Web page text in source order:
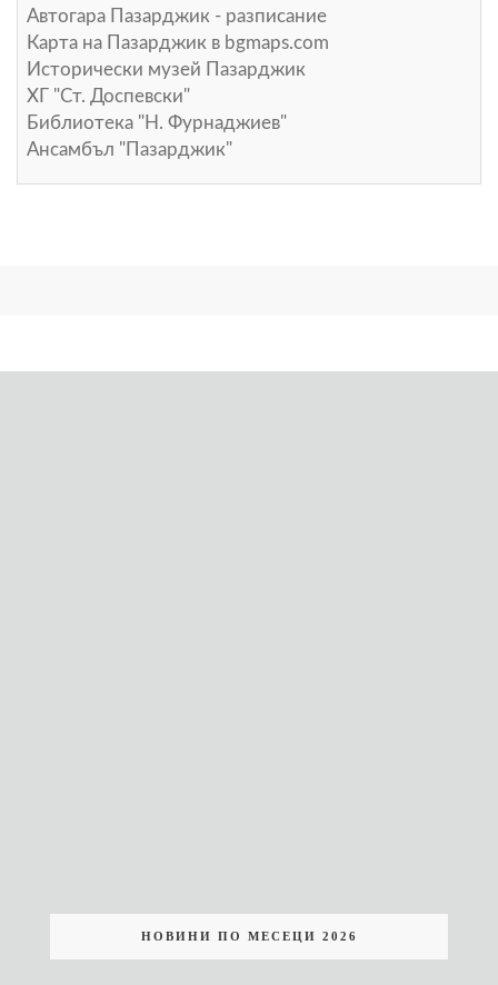
Автогара Пазарджик - разписание
Карта на Пазарджик в bgmaps.com
Исторически музей Пазарджик
ХГ "Ст. Доспевски"
Библиотека "Н. Фурнаджиев"
Ансамбъл "Пазарджик"
НОВИНИ ПО МЕСЕЦИ 2026